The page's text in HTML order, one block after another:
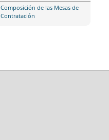
Composición de las Mesas de
Contratación